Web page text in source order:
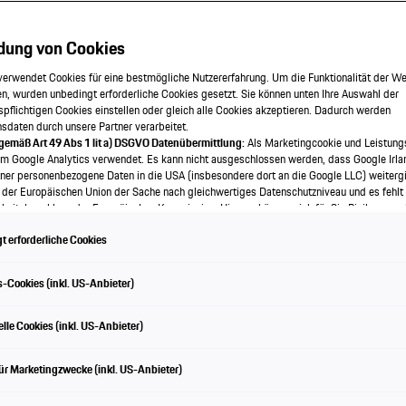
treibt uns an. Mit Porsche E-Performance,
weiter Richtung Mobilität der Zukunft.
Ladeinfrastruktur zusammen. Für
nachhaltige Mobilität.
von Cookies
Cookies für eine bestmögliche Nutzererfahrung. Um die Funktionalität der
wurden unbedingt erforderliche Cookies gesetzt. Sie können unten Ihre Auswahl der
Cookies einstellen oder gleich alle Cookies akzeptieren. Dadurch werden
durch unsere Partner verarbeitet.
Art 49 Abs 1 lit a) DSGVO Datenübermittlung:Als Marketingcookie und
Google Analytics verwendet. Es kann nicht ausgeschlossen werden, dass Google
personenbezogene Daten in die USA (insbesondere dort an die Google LLC)
Europäischen Union der Sache nach gleichwertiges Datenschutzniveau und es
der Europäischen Kommission. Hieraus können sich für Sie Risiken
weil nicht ausgeschlossen werden kann, dass aufgrund aktueller Gesetze US-
auch für US-Dienstleister erlauben, dann stimmen Sie damit auch gemäß Art 49
die für Zwecke von Google Analytics gesetzt werden, finden Sie in den Cookie-
für diese Website und die Cookies ist die Porsche Austria GmbH und Co. OG.
erforderliche Cookies
Cookies (inkl. US-Anbieter)
Cookies (inkl. US-Anbieter)
Marketingzwecke (inkl. US-Anbieter)